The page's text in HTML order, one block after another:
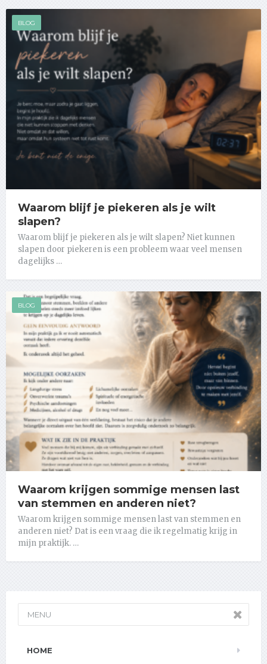
BLOG
Waarom blijf je piekeren als je wilt
slapen?
Waarom blijf je piekeren als je wilt slapen? Niet kunnen
slapen door piekeren is een probleem waar veel mensen
dagelijks …
BLOG
Waarom krijgen sommige mensen last
van stemmen en anderen niet?
Waarom krijgen sommige mensen last van stemmen en
anderen niet? Dat is een vraag die ik regelmatig krijg in
mijn praktijk. …
MENU
HOME